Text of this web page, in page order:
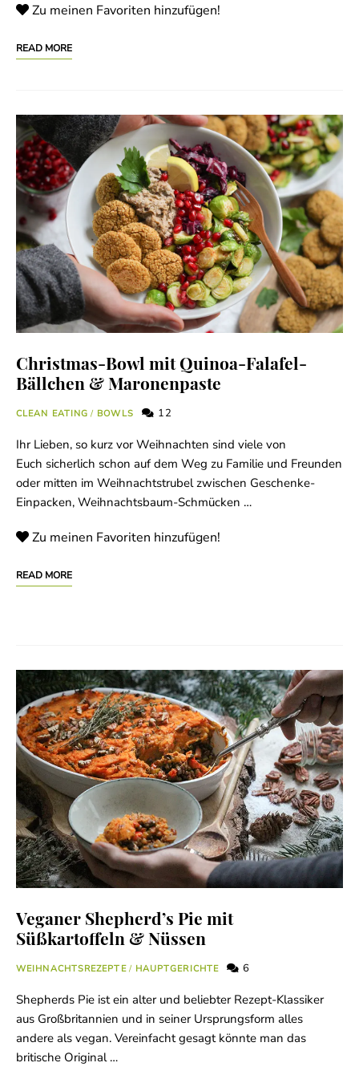
Zu meinen Favoriten hinzufügen!
READ MORE
Christmas-Bowl mit Quinoa-Falafel-
Bällchen & Maronenpaste
CLEAN EATING / BOWLS 12
Ihr Lieben, so kurz vor Weihnachten sind viele von
Euch sicherlich schon auf dem Weg zu Familie und Freunden
oder mitten im Weihnachtstrubel zwischen Geschenke-
Einpacken, Weihnachtsbaum-Schmücken …
Zu meinen Favoriten hinzufügen!
READ MORE
Veganer Shepherd’s Pie mit
Süßkartoffeln & Nüssen
WEIHNACHTSREZEPTE/ HAUPTGERICHTE 6
Shepherds Pie ist ein alter und beliebter Rezept-Klassiker
aus Großbritannien und in seiner Ursprungsform alles
andere als vegan. Vereinfacht gesagt könnte man das
britische Original …